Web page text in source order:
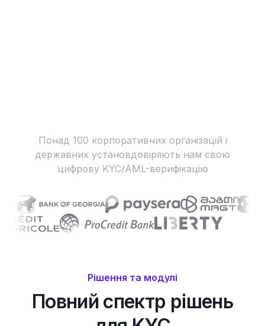
Понад 100 корпоративних організацій і
державних установдовіряють нам свою
цифрову KYC/AML-верифікацію
Рішення та модулі
Повний спектр рішень